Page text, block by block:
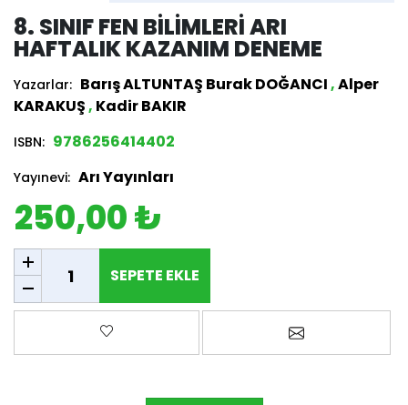
8. SINIF FEN BILIMLERI ARI
HAFTALIK KAZANIM DENEME
Yazarlar: Barış ALTUNTAŞ Burak DOĞANCI,Alper
KARAKUŞ, Kadir BAKIR
ISBN: 9786256414402
Yayınevi: Arı Yayınları
250,00 ₺
SEPETE EKLE
SEPETE EKLE
Favorilere ekle Arkadaşına